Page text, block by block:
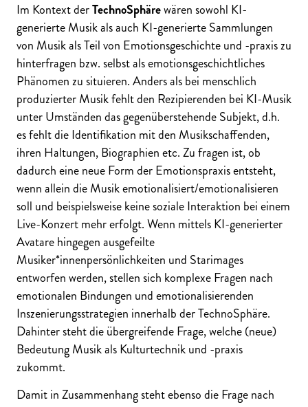
Im Kontext derTechnoSphärewären sowohl KI-
generierte Musik als auch KI-generierte Sammlungen
von Musik als Teil von Emotionsgeschichte und -praxis zu
hinterfragen bzw. selbst als emotionsgeschichtliches
Phänomen zu situieren. Anders als bei menschlich
produzierter Musik fehlt den Rezipierenden bei KI-Musik
unter Umständen das gegenüberstehende Subjekt, d.h.
es fehlt die Identifikation mit den Musikschaffenden,
ihren Haltungen, Biographien etc. Zu fragen ist, ob
dadurch eine neue Form der Emotionspraxis entsteht,
wenn allein die Musik emotionalisiert/emotionalisieren
soll und beispielsweise keine soziale Interaktion bei einem
Live-Konzert mehr erfolgt. Wenn mittels KI-generierter
Avatare hingegen ausgefeilte
Musiker*innenpersönlichkeiten und Starimages
entworfen werden, stellen sich komplexe Fragen nach
emotionalen Bindungen und emotionalisierenden
Inszenierungsstrategien innerhalb der TechnoSphäre.
Dahinter steht die übergreifende Frage, welche (neue)
Bedeutung Musik als Kulturtechnik und -praxis
zukommt.
Damit in Zusammenhang steht ebenso die Frage nach